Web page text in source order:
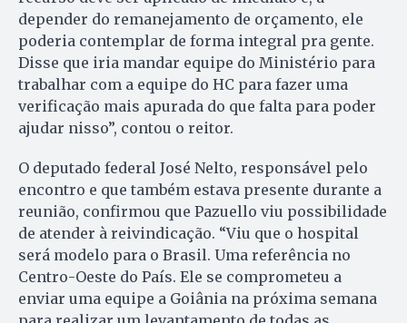
depender do remanejamento de orçamento, ele
poderia contemplar de forma integral pra gente.
Disse que iria mandar equipe do Ministério para
trabalhar com a equipe do HC para fazer uma
verificação mais apurada do que falta para poder
ajudar nisso”, contou o reitor.
O deputado federal José Nelto, responsável pelo
encontro e que também estava presente durante a
reunião, confirmou que Pazuello viu possibilidade
de atender à reivindicação. “Viu que o hospital
será modelo para o Brasil. Uma referência no
Centro-Oeste do País. Ele se comprometeu a
enviar uma equipe a Goiânia na próxima semana